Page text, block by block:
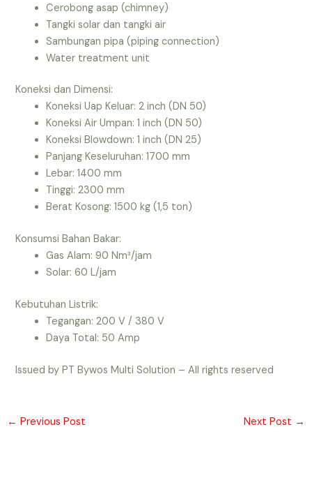
Cerobong asap (chimney)
Tangki solar dan tangki air
Sambungan pipa (piping connection)
Water treatment unit
Koneksi dan Dimensi:
Koneksi Uap Keluar: 2 inch (DN 50)
Koneksi Air Umpan: 1 inch (DN 50)
Koneksi Blowdown: 1 inch (DN 25)
Panjang Keseluruhan: 1700 mm
Lebar: 1400 mm
Tinggi: 2300 mm
Berat Kosong: 1500 kg (1,5 ton)
Konsumsi Bahan Bakar:
Gas Alam: 90 Nm³/jam
Solar: 60 L/jam
Kebutuhan Listrik:
Tegangan: 200 V / 380 V
Daya Total: 50 Amp
Issued by PT Bywos Multi Solution – All rights reserved
← Previous Post Next Post →